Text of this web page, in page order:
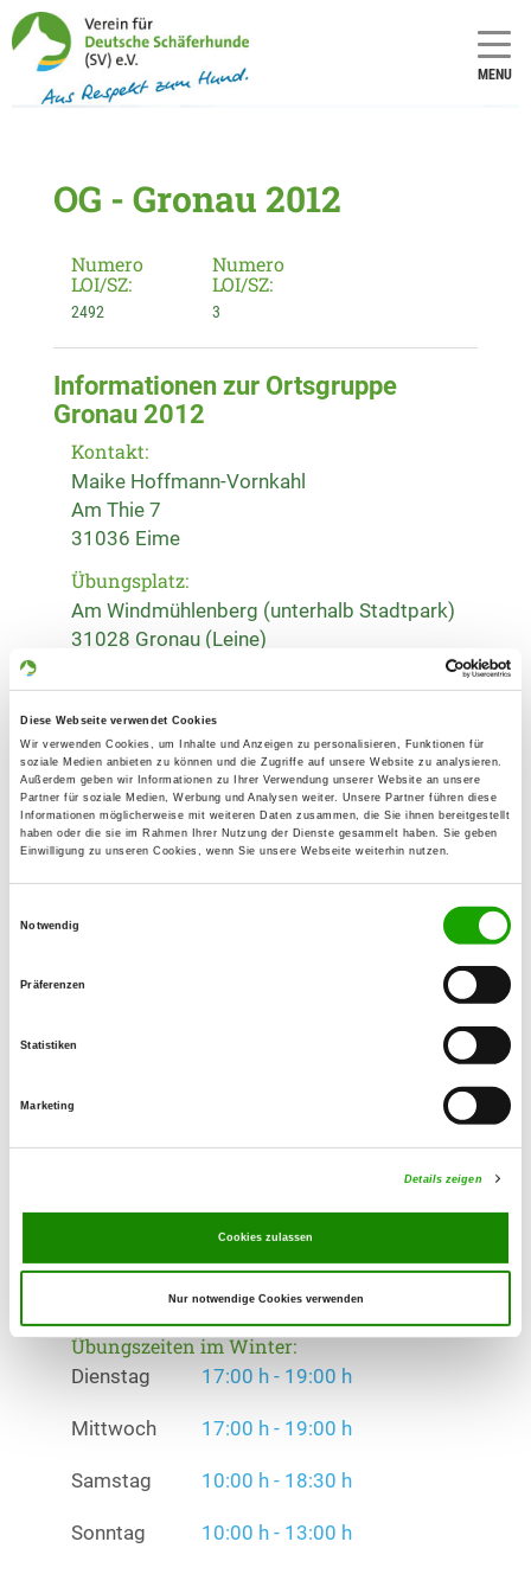
Diese Webseite verwendet Cookies
Wir verwenden Cookies, um Inhalte und Anzeigen zu personalisieren, Funktionen für
soziale Medien anbieten zu können und die Zugriffe auf unsere Website zu analysieren.
Außerdem geben wir Informationen zu Ihrer Verwendung unserer Website an unsere
Partner für soziale Medien, Werbung und Analysen weiter. Unsere Partner führen diese
Informationen möglicherweise mit weiteren Daten zusammen, die Sie ihnen bereitgestellt
haben oder die sie im Rahmen Ihrer Nutzung der Dienste gesammelt haben. Sie geben
Einwilligung zu unseren Cookies, wenn Sie unsere Webseite weiterhin nutzen.
Notwendig
Präferenzen
Statistiken
Marketing
Details zeigen
Cookies zulassen
Nur notwendige Cookies verwenden
MENU
OG - Gronau 2012
Numero
LOI/SZ:
2492
Numero
LOI/SZ:
3
Informationen zur Ortsgruppe
Gronau 2012
Kontakt:
Maike Hoffmann-Vornkahl
Am Thie 7
31036 Eime
Übungsplatz:
Am Windmühlenberg (unterhalb Stadtpark)
31028 Gronau (Leine)
Handy:
01512 8779744
E-Mail:
og-gronau2012@gmx.de
Angebot:
RallyObedience
Übungszeiten im Sommer:
10:00 h - 18:30 h
10:00 h - 13:00 h
Übungszeiten im Winter:
Dienstag 17:00 h - 19:00 h
Mittwoch 17:00 h - 19:00 h
Samstag 10:00 h - 18:30 h
Sonntag 10:00 h - 13:00 h